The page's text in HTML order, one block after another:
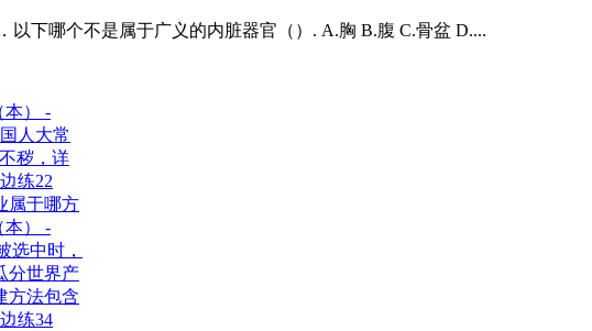
以下哪个不是属于广义的内脏器官（）. A.胸 B.腹 C.骨盆 D....
本） -
人大常
秽，详
练22
属于哪方
本） -
选中时，
分世界产
方法包含
练34